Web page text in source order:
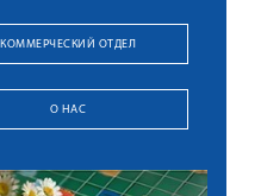
КОММЕРЧЕСКИЙ ОТДЕЛ
О НАС